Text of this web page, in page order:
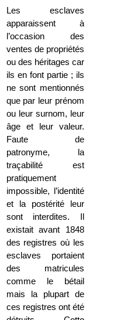
Les esclaves
apparaissent à
l’occasion des
ventes de propriétés
ou des héritages car
ils en font partie ; ils
ne sont mentionnés
que par leur prénom
ou leur surnom, leur
âge et leur valeur.
Faute de
patronyme, la
traçabilité est
pratiquement
impossible, l’identité
et la postérité leur
sont interdites. Il
existait avant 1848
des registres où les
esclaves portaient
des matricules
comme le bétail
mais la plupart de
ces registres ont été